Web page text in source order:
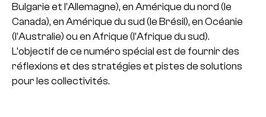
Bulgarie et l’Allemagne), en Amérique du nord (le
Canada), en Amérique du sud (le Brésil), en Océanie
(l’Australie) ou en Afrique (l’Afrique du sud).
L’objectif de ce numéro spécial est de fournir des
réflexions et des stratégies et pistes de solutions
pour les collectivités.